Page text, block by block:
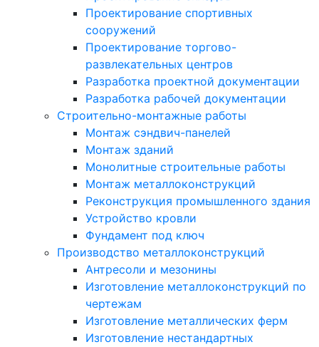
Проектирование спортивных
сооружений
Проектирование торгово-
развлекательных центров
Разработка проектной документации
Разработка рабочей документации
Строительно-монтажные работы
Монтаж сэндвич-панелей
Монтаж зданий
Монолитные строительные работы
Монтаж металлоконструкций
Реконструкция промышленного здания
Устройство кровли
Фундамент под ключ
Производство металлоконструкций
Антресоли и мезонины
Изготовление металлоконструкций по
чертежам
Изготовление металлических ферм
Изготовление нестандартных